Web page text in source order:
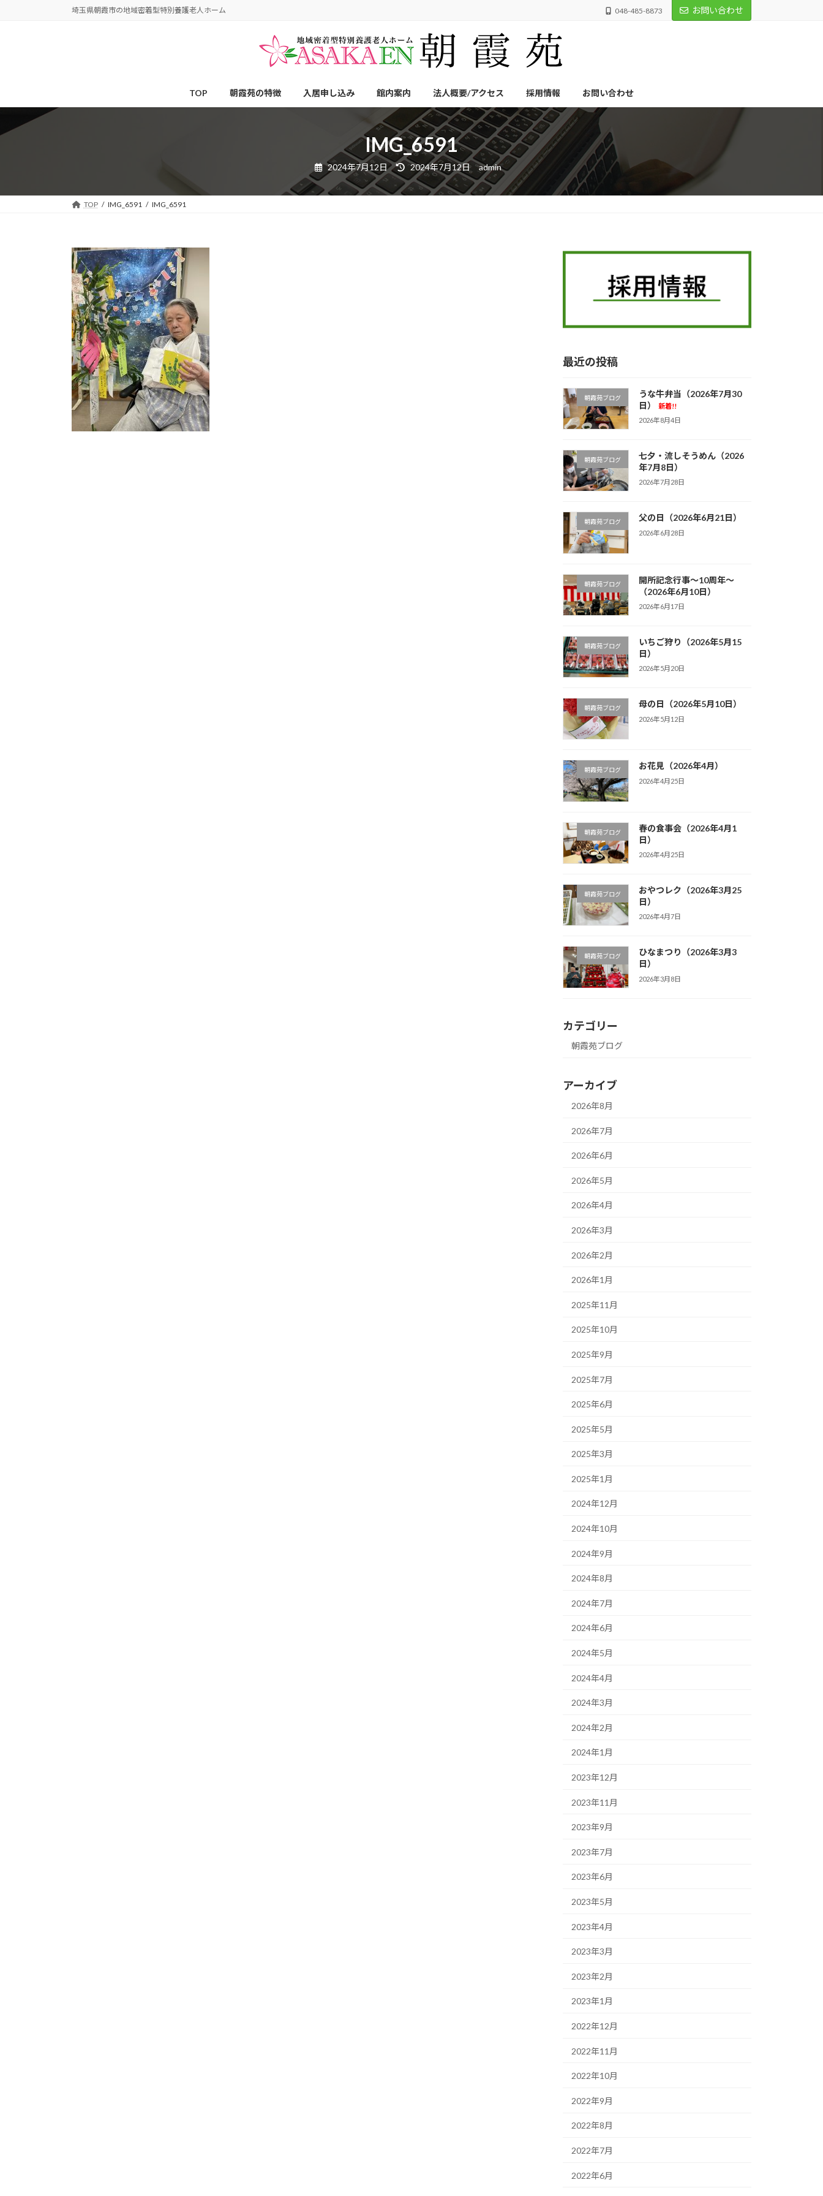
キ
プ
に
動
埼玉県朝霞市の地域密着型特別養護老人ホーム 048-485-8873 お問い合わせ
TOP 朝霞苑の特徴 入居申し込み 館内案内 法人概要/アクセス 採用情報 お問い合わせ
IMG_6591
2024年7月12日
最
終
更
新
2024年7月12日 admin
TOP IMG_6591 IMG_6591
最近の投稿
朝霞苑ブログ
うな牛弁当（2026年7月30
日）
新着!!
2026年8月4日
朝霞苑ブログ
七夕・流しそうめん（2026
年7月8日）
2026年7月28日
朝霞苑ブログ 父の日（2026年6月21日）
2026年6月28日
朝霞苑ブログ
開所記念行事～10周年～
（2026年6月10日）
2026年6月17日
朝霞苑ブログ
いちご狩り（2026年5月15
日）
2026年5月20日
朝霞苑ブログ 母の日（2026年5月10日）
2026年5月12日
朝霞苑ブログ お花見（2026年4月）
2026年4月25日
朝霞苑ブログ
春の食事会（2026年4月1
日）
2026年4月25日
朝霞苑ブログ
おやつレク（2026年3月25
日）
2026年4月7日
朝霞苑ブログ
ひなまつり（2026年3月3
日）
2026年3月8日
カテゴリー
朝霞苑ブログ
アーカイブ
2026年8月
2026年7月
2026年6月
2026年5月
2026年4月
2026年3月
2026年2月
2026年1月
2025年11月
2025年10月
2025年9月
2025年7月
2025年6月
2025年5月
2025年3月
2025年1月
2024年12月
2024年10月
2024年9月
2024年8月
2024年7月
2024年6月
2024年5月
2024年4月
2024年3月
2024年2月
2024年1月
2023年12月
2023年11月
2023年9月
2023年7月
2023年6月
2023年5月
2023年4月
2023年3月
2023年2月
2023年1月
2022年12月
2022年11月
2022年10月
2022年9月
2022年8月
2022年7月
2022年6月